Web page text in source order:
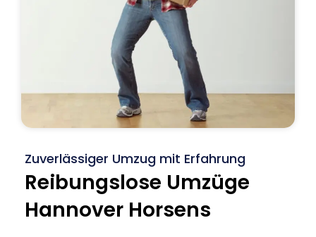
Zuverlässiger Umzug mit Erfahrung
Reibungslose Umzüge
Hannover Horsens